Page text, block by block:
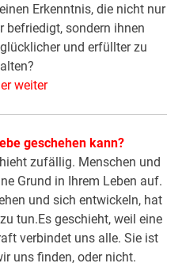
Erkenntnis, die nicht nur
befriedigt, sondern ihnen
und erfüllter zu
weiter
geschehen kann?
zufällig. Menschen und
Grund in Ihrem Leben auf.
und sich entwickeln, hat
tun.Es geschieht, weil eine
verbindet uns alle. Sie ist
uns finden, oder nicht.